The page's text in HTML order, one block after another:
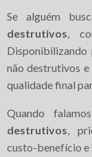
Se alguém
destrutivos,
Disponibilizando
não destrutivos e
qualidade final
Quando
destrutivos,
custo-benefício e